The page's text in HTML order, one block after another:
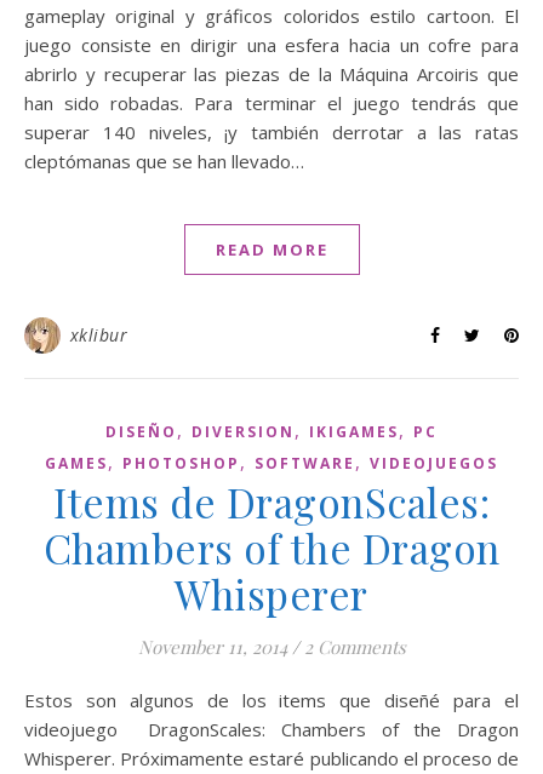
gameplay original y gráficos coloridos estilo cartoon. El
juego consiste en dirigir una esfera hacia un cofre para
abrirlo y recuperar las piezas de la Máquina Arcoiris que
han sido robadas. Para terminar el juego tendrás que
superar 140 niveles, ¡y también derrotar a las ratas
cleptómanas que se han llevado…
READ MORE
xklibur
DISEÑO , DIVERSION , IKIGAMES, PC
GAMES, PHOTOSHOP , SOFTWARE , VIDEOJUEGOS
Items de DragonScales:
Chambers of the Dragon
Whisperer
November 11, 2014 / 2 Comments
Estos son algunos de los items que diseñé para el
videojuego DragonScales: Chambers of the Dragon
Whisperer. Próximamente estaré publicando el proceso de